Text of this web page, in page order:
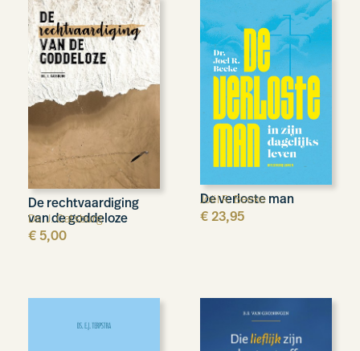
De rechtvaardiging
van de goddeloze
Ds. J. Catsburg
€ 5,00
De verloste man
Joël R. Beeke
€ 23,95